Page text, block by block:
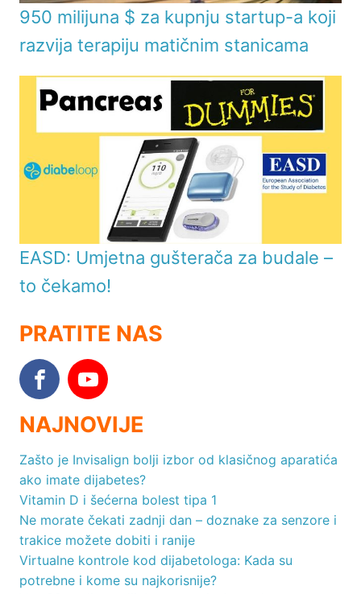
950 milijuna $ za kupnju startup-a koji
razvija terapiju matičnim stanicama
EASD: Umjetna gušterača za budale –
to čekamo!
PRATITE NAS
NAJNOVIJE
Zašto je Invisalign bolji izbor od klasičnog aparatića
ako imate dijabetes?
Vitamin D i šećerna bolest tipa 1
Ne morate čekati zadnji dan – doznake za senzore i
trakice možete dobiti i ranije
Virtualne kontrole kod dijabetologa: Kada su
potrebne i kome su najkorisnije?